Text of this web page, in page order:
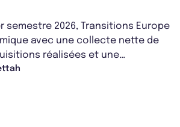
semestre 2026, Transitions Europe
avec une collecte nette de
réalisées et une
à 1,38 Md€....